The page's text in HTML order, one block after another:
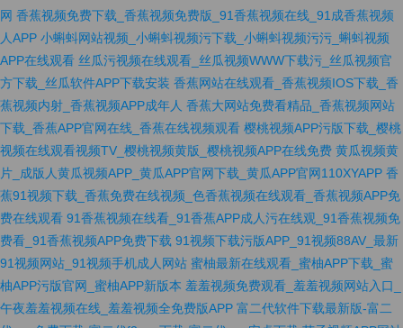
网 香蕉视频免费下载_香蕉视频免费版_91香蕉视频在线_91成香蕉视频
人APP 小蝌蚪网站视频_小蝌蚪视频污下载_小蝌蚪视频污污_蝌蚪视频
APP在线观看 丝瓜污视频在线观看_丝瓜视频WWW下载污_丝瓜视频官
方下载_丝瓜软件APP下载安装 香蕉网站在线观看_香蕉视频IOS下载_香
蕉视频内射_香蕉视频APP成年人 香蕉大网站免费看精品_香蕉视频网站
下载_香蕉APP官网在线_香蕉在线视频观看 樱桃视频APP污版下载_樱桃
视频在线观看视频TV_樱桃视频黄版_樱桃视频APP在线免费 黄瓜视频黄
片_成版人黄瓜视频APP_黄瓜APP官网下载_黄瓜APP官网110XYAPP 香
蕉91视频下载_香蕉免费在线视频_色香蕉视频在线观看_香蕉视频APP免
费在线观看 91香蕉视频在线看_91香蕉APP成人污在线观_91香蕉视频免
费看_91香蕉视频APP免费下载 91视频下载污版APP_91视频88AV_最新
91视频网站_91视频手机成人网站 蜜柚最新在线观看_蜜柚APP下载_蜜
柚APP污版官网_蜜柚APP新版本 羞羞视频免费观看_羞羞视频网站入口_
午夜羞羞视频在线_羞羞视频全免费版APP 富二代软件下载最新版-富二